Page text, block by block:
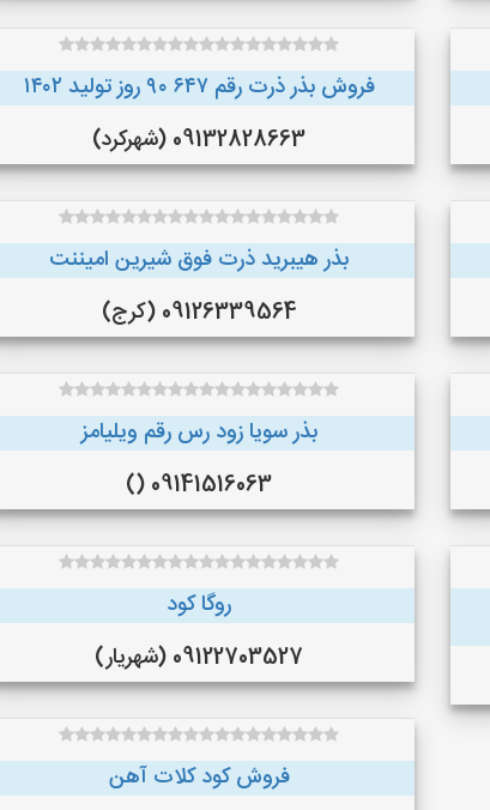
فروش بذر ذرت رقم ۶۴۷ ۹۰ روز تولید ۱۴۰۲
09132828663 (شهرکرد)
بذر هیبرید ذرت فوق شیرین امیننت
09126339564 (کرج)
بذر سویا زود رس رقم ویلیامز
09141516063 ()
روگا کود
09122703527 (شهریار)
فروش کود کلات آهن